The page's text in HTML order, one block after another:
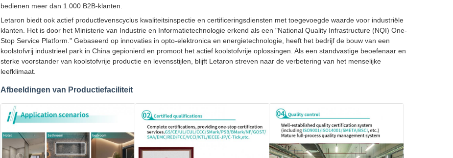
bedienen meer dan 1.000 B2B-klanten.
Letaron biedt ook actief productlevenscyclus kwaliteitsinspectie en certificeringsdiensten met toegevoegde waarde voor industriële
klanten. Het is door het Ministerie van Industrie en Informatietechnologie erkend als een "National Quality Infrastructure (NQI) One-
Stop Service Platform." Gebaseerd op innovaties in opto-elektronica en energietechnologie, heeft het bedrijf de bouw van een
koolstofvrij industrieel park in China gepionierd en promoot het actief koolstofvrije oplossingen. Als een standvastige beoefenaar en
sterke voorstander van koolstofvrije productie en levensstijlen, blijft Letaron streven naar de verbetering van het menselijke
leefklimaat.
Afbeeldingen van Productiefaciliteit